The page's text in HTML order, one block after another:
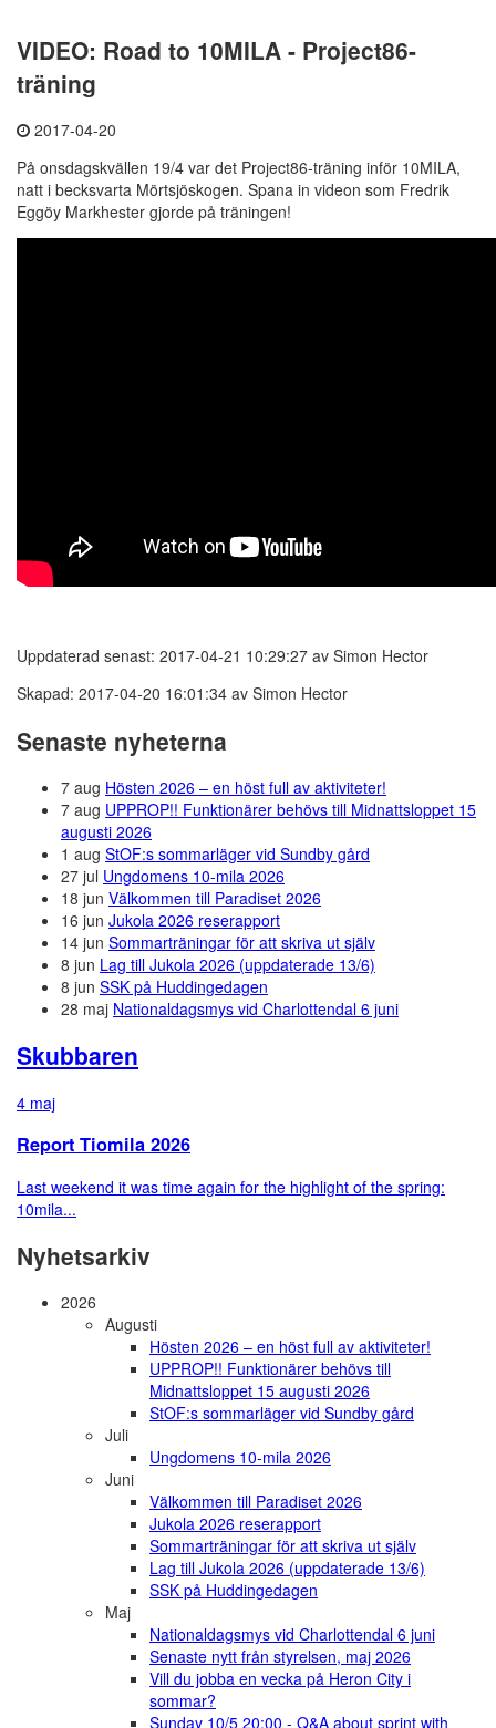
VIDEO: Road to 10MILA - Project86-
träning
2017-04-20
På onsdagskvällen 19/4 var det Project86-träning inför 10MILA,
natt i becksvarta Mörtsjöskogen. Spana in videon som Fredrik
Eggöy Markhester gjorde på träningen!
Uppdaterad senast: 2017-04-21 10:29:27 av Simon Hector
Skapad: 2017-04-20 16:01:34 av Simon Hector
Senaste nyheterna
7 aug Hösten 2026 – en höst full av aktiviteter!
7 aug UPPROP!! Funktionärer behövs till Midnattsloppet 15
augusti 2026
1 aug StOF:s sommarläger vid Sundby gård
27 jul Ungdomens 10-mila 2026
18 jun Välkommen till Paradiset 2026
16 jun Jukola 2026 reserapport
14 jun Sommarträningar för att skriva ut själv
8 jun Lag till Jukola 2026 (uppdaterade 13/6)
8 jun SSK på Huddingedagen
28 maj Nationaldagsmys vid Charlottendal 6 juni
Skubbaren
4 maj
Report Tiomila 2026
Last weekend it was time again for the highlight of the spring:
10mila...
Nyhetsarkiv
2026
Augusti
Hösten 2026 – en höst full av aktiviteter!
UPPROP!! Funktionärer behövs till
Midnattsloppet 15 augusti 2026
StOF:s sommarläger vid Sundby gård
Juli
Ungdomens 10-mila 2026
Juni
Välkommen till Paradiset 2026
Jukola 2026 reserapport
Sommarträningar för att skriva ut själv
Lag till Jukola 2026 (uppdaterade 13/6)
SSK på Huddingedagen
Maj
Nationaldagsmys vid Charlottendal 6 juni
Senaste nytt från styrelsen, maj 2026
Vill du jobba en vecka på Heron City i
sommar?
Sunday 10/5 20:00 - Q&A about sprint with